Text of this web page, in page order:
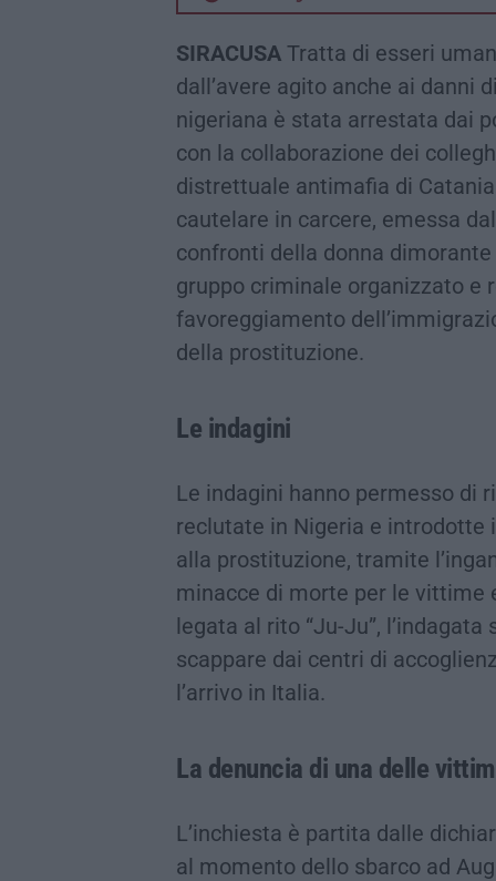
SIRACUSA Tratta di esseri
dall’avere agito anche ai danni
nigeriana è stata arrestata dai
con la collaborazione dei
distrettuale antimafia di
cautelare in carcere, emessa
confronti della donna
gruppo criminale organizzato e
favoreggiamento
della prostituzione.
Le indagini
Le indagini hanno permesso di
reclutate in Nigeria e introdotte
alla prostituzione, tramite
minacce di morte per le vittime
legata al rito “Ju-Ju”,
scappare dai centri di
l’arrivo in Italia.
La denuncia di una delle
L’inchiesta è partita dalle
al momento dello sbarco ad